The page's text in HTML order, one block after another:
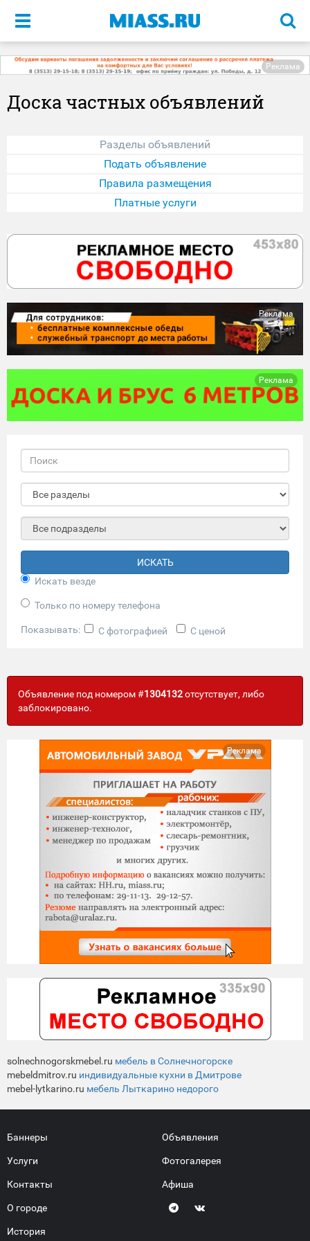
Меню
Реклама
Доска частных объявлений
Разделы объявлений
Подать объявление
Правила размещения
Платные услуги
Реклама
Реклама
ИСКАТЬ
Искать везде
Только по номеру телефона
Показывать: С фотографией С ценой
Объявление под номером #1304132отсутствует, либо
заблокировано.
Реклама
solnechnogorskmebel.ru мебель в Солнечногорске
mebeldmitrov.ru индивидуальные кухни в Дмитрове
mebel-lytkarino.ru мебель Лыткарино недорого
Баннеры
Услуги
Контакты
О городе
История
Объявления
Фотогалерея
Афиша